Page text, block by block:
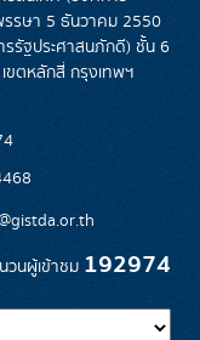
รรษา 5 ธันวาคม 2550
รรัฐประศาสนภักดี) ชั้น 6
ขตหลักสี่ กรุงเทพฯ
วนผู้เข้าชม 192974